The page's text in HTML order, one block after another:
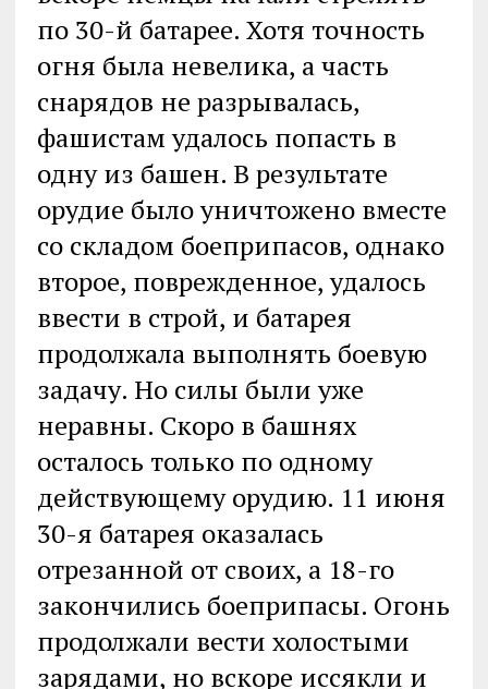
по 30-й батарее. Хотя точность
огня была невелика, а часть
снарядов не разрывалась,
фашистам удалось попасть в
одну из башен. В результате
орудие было уничтожено вместе
со складом боеприпасов, однако
второе, поврежденное, удалось
ввести в строй, и батарея
продолжала выполнять боевую
задачу. Но силы были уже
неравны. Скоро в башнях
осталось только по одному
действующему орудию. 11 июня
30-я батарея оказалась
отрезанной от своих, а 18-го
закончились боеприпасы. Огонь
продолжали вести холостыми
зарядами, но вскоре иссякли и